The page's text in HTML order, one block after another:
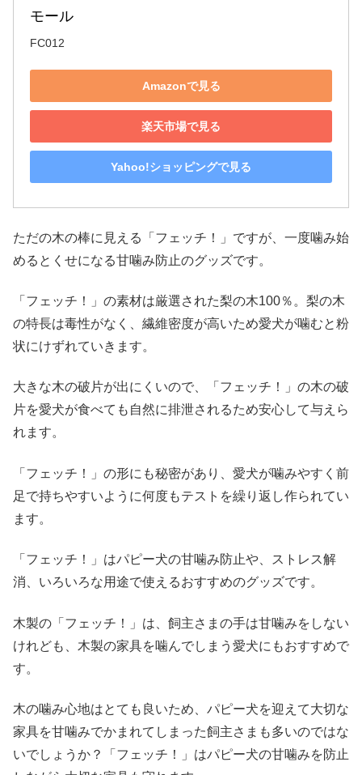
モール
FC012
Amazonで見る
楽天市場で見る
Yahoo!ショッピングで見る
ただの木の棒に見える「フェッチ！」ですが、一度噛み始
めるとくせになる甘噛み防止のグッズです。
「フェッチ！」の素材は厳選された梨の木100％。梨の木
の特長は毒性がなく、繊維密度が高いため愛犬が噛むと粉
状にけずれていきます。
大きな木の破片が出にくいので、「フェッチ！」の木の破
片を愛犬が食べても自然に排泄されるため安心して与えら
れます。
「フェッチ！」の形にも秘密があり、愛犬が噛みやすく前
足で持ちやすいように何度もテストを繰り返し作られてい
ます。
「フェッチ！」はパピー犬の甘噛み防止や、ストレス解
消、いろいろな用途で使えるおすすめのグッズです。
木製の「フェッチ！」は、飼主さまの手は甘噛みをしない
けれども、木製の家具を噛んでしまう愛犬にもおすすめで
す。
木の噛み心地はとても良いため、パピー犬を迎えて大切な
家具を甘噛みでかまれてしまった飼主さまも多いのではな
いでしょうか？「フェッチ！」はパピー犬の甘噛みを防止